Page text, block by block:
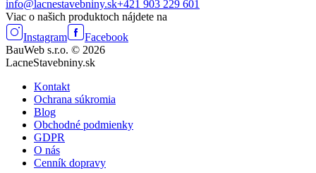
info@lacnestavebniny.sk+421 903 229 601
Viac o našich produktoch nájdete na
Instagram
Facebook
BauWeb s.r.o. © 2026
LacneStavebniny.sk
Kontakt
Ochrana súkromia
Blog
Obchodné podmienky
GDPR
O nás
Cenník dopravy